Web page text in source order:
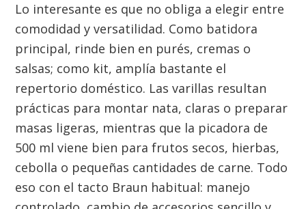
Lo interesante es que no obliga a elegir entre
comodidad y versatilidad. Como batidora
principal, rinde bien en purés, cremas o
salsas; como kit, amplía bastante el
repertorio doméstico. Las varillas resultan
prácticas para montar nata, claras o preparar
masas ligeras, mientras que la picadora de
500 ml viene bien para frutos secos, hierbas,
cebolla o pequeñas cantidades de carne. Todo
eso con el tacto Braun habitual: manejo